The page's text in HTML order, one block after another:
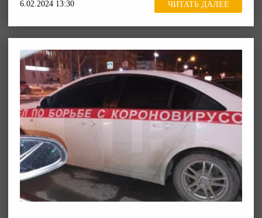
6.02.2024 13:30 ЧИТАТЬ ДАЛЕЕ